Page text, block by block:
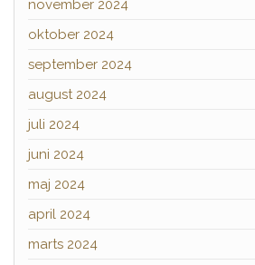
november 2024
oktober 2024
september 2024
august 2024
juli 2024
juni 2024
maj 2024
april 2024
marts 2024